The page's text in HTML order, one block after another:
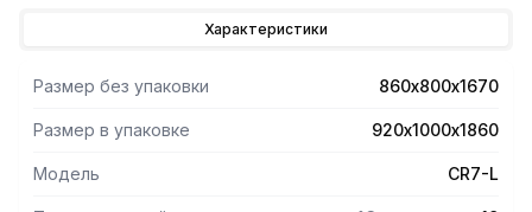
помещаемых в глубокие емкости, а также, для продуктов
степени готовности, а также, теста и заготовок из него.
Термощуп (без подогрева) в комплекте поставки
позволяет завершать циклы не только по времени, но и
по достижении нужной температуры внутри продукта.
Характеристики
Размер без упаковки 860х800х1670
Размер в упаковке 920х1000х1860
Модель CR7-L